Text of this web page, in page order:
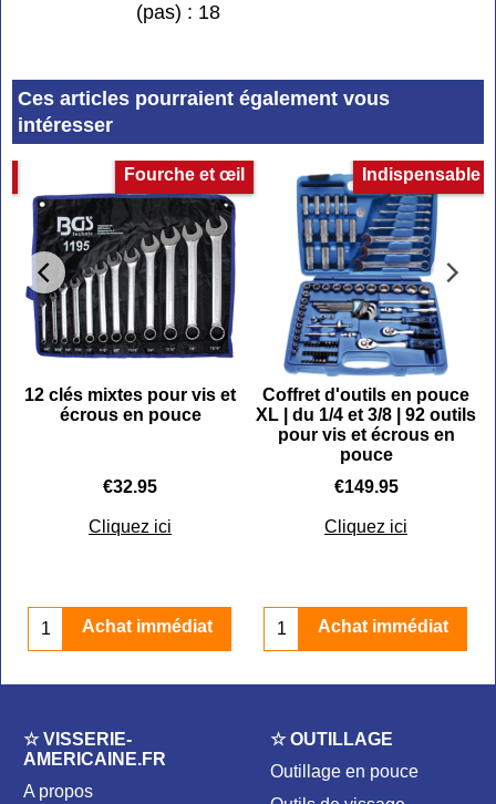
(pas) : 18
Ces articles pourraient également vous
intéresser
Fourche et œil
12 clés mixtes pour vis et
écrous en pouce
€32.95
Cliquez ici
Achat immédiat
Indispensable
Coffret d'outils en pouce
XL | du 1/4 et 3/8 | 92 outils
pour vis et écrous en
pouce
€149.95
Cliquez ici
Achat immédiat
☆ VISSERIE-
AMERICAINE.FR
A propos
☆ OUTILLAGE
Outillage en pouce